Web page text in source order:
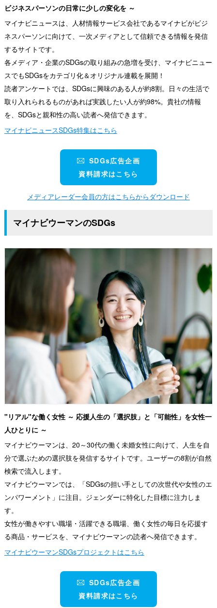
ビジネスパーソンの日常に少しの変化を ～
マイナビニュースは、人材情報サービス会社であるマイナビがビジ
ネスパーソンに向けて、一次メディアとして信頼できる情報を発信
するサイトです。
各メディア・企業のSDGsの取り組みの急増を受け、マイナビニュー
スでもSDGsをカテゴリ化＆オリジナル連載を展開！
読者アンケートでは、SDGsに興味のある人が約8割。日々の生活で
取り入れられるものがあれば実践したい人が約98%。貴社の情報
を、SDGsと親和性の高い読者へ発信できます。
マイナビニュースSDGs特集はこちら
SDGs広告企画
資料請求はこちら
メディアレーダー会員の方はこちらからダウンロード
マイナビウーマンのSDGs
"リアル"な働く女性 ～ 応援人生の「選択肢」と「可能性」を女性一
人ひとりに ～
マイナビウーマンは、20～30代の働く未婚女性に向けて、人生を自
分で選ぶための選択肢を発信するサイトです。ユーザーの8割が自然
検索で流入します。
マイナビウーマンでは、「SDGsの担い手としての次世代や女性のエ
ンパワーメント」に注目。ジェンダーに特化した目標に注力しま
す。
女性が働きやすい職場・活躍できる職場、働く女性の毎日を応援す
る商品・サービスを、マイナビウーマンの読者へ発信できます。
マイナビウーマンSDGsプロジェクトはこちら
SDGs広告企画
資料請求はこちら